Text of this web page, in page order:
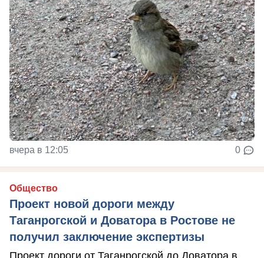
вчера в 12:05 0
Общество
Проект новой дороги между
Таганрогской и Доватора в Ростове не
получил заключение экспертизы
Проект дороги от Таганрогской до Доватора в